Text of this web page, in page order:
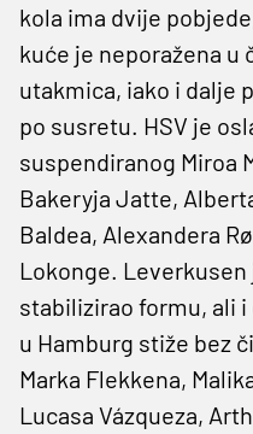
kola ima dvije
kuće je neporažena
utakmica, iako i dalje
po susretu. HSV je
suspendiranog Miroa
Bakeryja Jatte,
Baldea, Alexandera
Lokonge.
stabilizirao formu, ali
u Hamburg stiže bez
Marka Flekkena,
Lucasa Vázqueza,